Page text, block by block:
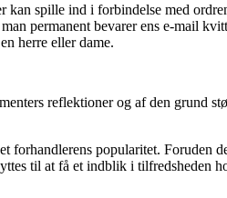
spille ind i forbindelse med
permanent bevarer ens e-mail
herre eller dame.
reflektioner og af den grund
popularitet. Foruden
til at få et indblik i tilfredsheden